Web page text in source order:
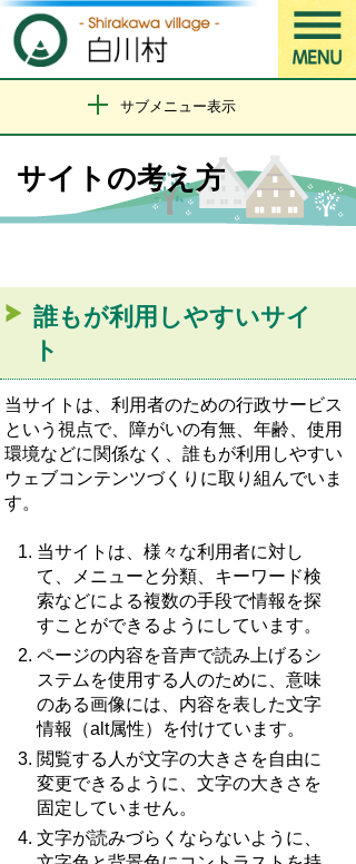
サブメニュー表示
サイトの考え方
誰もが利用しやすいサイ
ト
当サイトは、利用者のための行政サービス
という視点で、障がいの有無、年齢、使用
環境などに関係なく、誰もが利用しやすい
ウェブコンテンツづくりに取り組んでいま
す。
当サイトは、様々な利用者に対し
て、メニューと分類、キーワード検
索などによる複数の手段で情報を探
すことができるようにしています。
ページの内容を音声で読み上げるシ
ステムを使用する人のために、意味
のある画像には、内容を表した文字
情報（alt属性）を付けています。
閲覧する人が文字の大きさを自由に
変更できるように、文字の大きさを
固定していません。
文字が読みづらくならないように、